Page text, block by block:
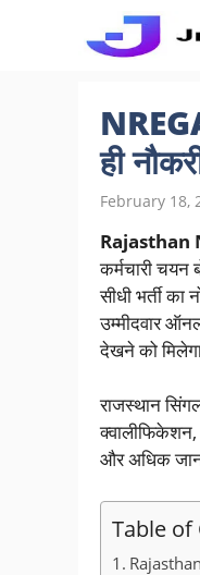
ही
February 18,
Rajasthan
कर्मचारी चयन
सीधी भर्ती का
उम्मीदवार
देखने को
राजस्थान
क्वालीफिकेशन,
और अधिक
Table of